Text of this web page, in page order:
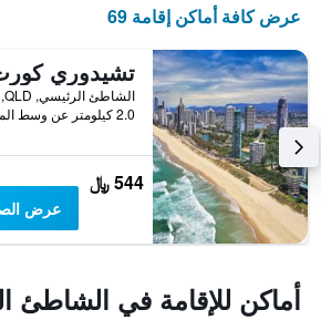
عرض كافة أماكن إقامة 69
تشيدوري
2.0 كيلومتر عن وسط المدينة
544 ﷼
عرض
أماكن للإقامة في الشاطئ